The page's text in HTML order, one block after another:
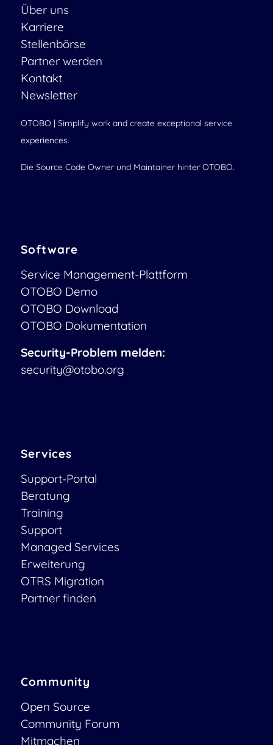
Über uns
Karriere
Stellenbörse
Partner werden
Kontakt
Newsletter
OTOBO | Simplify work and create exceptional service
experiences.
Die Source Code Owner und Maintainer hinter OTOBO.
Software
Service Management-Plattform
OTOBO Demo
OTOBO Download
OTOBO Dokumentation
Security-Problem melden:
security@otobo.org
Services
Support-Portal
Beratung
Training
Support
Managed Services
Erweiterung
OTRS Migration
Partner finden
Community
Open Source
Community Forum
Mitmachen